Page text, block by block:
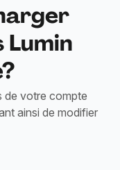
de votre compte
ainsi de modifier